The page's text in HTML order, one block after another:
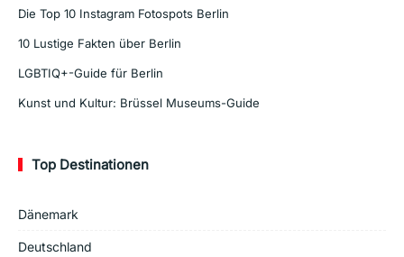
Die Top 10 Instagram Fotospots Berlin
10 Lustige Fakten über Berlin
LGBTIQ+-Guide für Berlin
Kunst und Kultur: Brüssel Museums-Guide
Top Destinationen
Dänemark
Deutschland